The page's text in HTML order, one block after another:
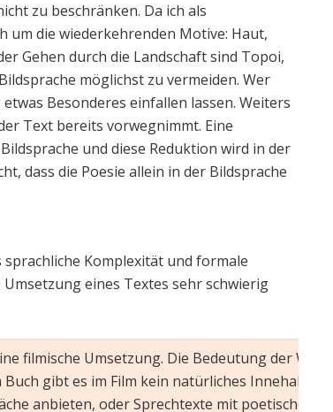
zu beschränken. Da ich als
um die wiederkehrenden Motive: Haut,
Gehen durch die Landschaft sind Topoi,
möglichst zu vermeiden. Wer
Besonderes einfallen lassen. Weiters
Text bereits vorwegnimmt. Eine
und diese Reduktion wird in der
dass die Poesie allein in der Bildsprache
Komplexität und formale
eines Textes sehr schwierig
filmische Umsetzung. Die Bedeutung der Worte
gibt es im Film kein natürliches Innehalten.
anbieten, oder Sprechtexte mit poetischem